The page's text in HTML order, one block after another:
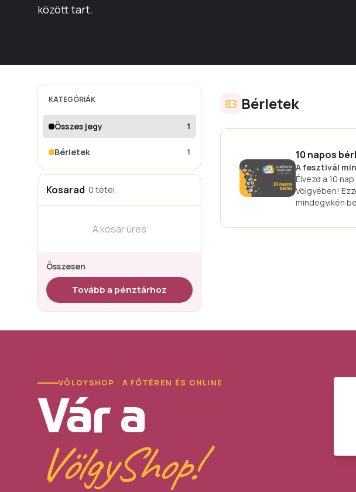
között tart.
KATEGÓRIÁK
Összes jegy 1
Bérletek 1
Kosarad· 0 tétel
A kosár üres
Összesen
Tovább a pénztárhoz
Bérletek
10 napos
A fesztivál
Élvezd a 10
Völgyében!
mindegyikén
VÖLGYSHOP · A FŐTÉREN ÉS ONLINE
Vár a
VölgyShop!